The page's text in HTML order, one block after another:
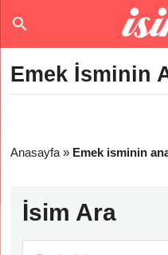
Emek İsminin
Anasayfa » Emek isminin
İsim Ara